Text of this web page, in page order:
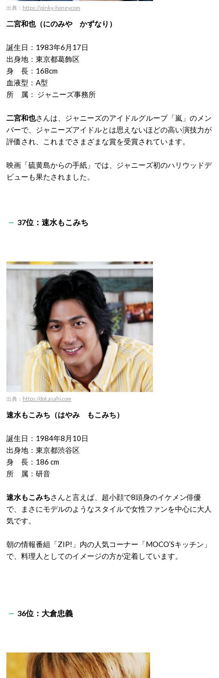
出典： https://pinky-honey.com
二宮和也（にのみや かずなり）
誕生日：1983年6月17日
出身地：東京都葛飾区
身 長：168cm
血液型：A型
所 属： ジャニーズ事務所
二宮和也さんは、ジャニーズのアイドルグループ「嵐」のメン
バーで、ジャニーズアイドルとは思えないほどの高い演技力が
評価され、これまでさまざまな賞を受賞されています。
映画「硫黄島からの手紙」では、ジャニーズ初のハリウッドデ
ビューも果たされました。
37位：速水もこみち
出典： https://dot.asahi.com
速水もこみち（はやみ もこみち）
誕生日：1984年8月10日
出身地：東京都渋谷区
身 長：186 cm
所 属：研音
速水もこみちさんと言えば、超小顔で8頭身のイケメン俳優
で、まさにモデルのようなスタイルで女性ファンを中心に大人
気です。
朝の情報番組「ZIP!」内の人気コーナー「MOCO’Sキッチン」
で、料理人としてのイメージの方が定着しています。
36位：大倉忠義